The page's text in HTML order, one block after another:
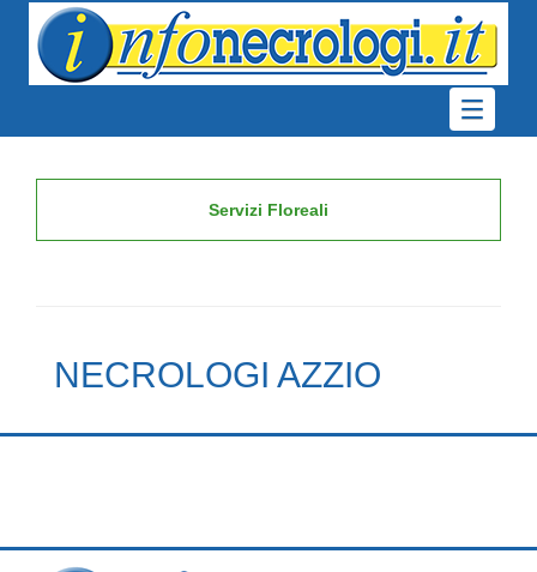
Servizi Floreali
NECROLOGI AZZIO